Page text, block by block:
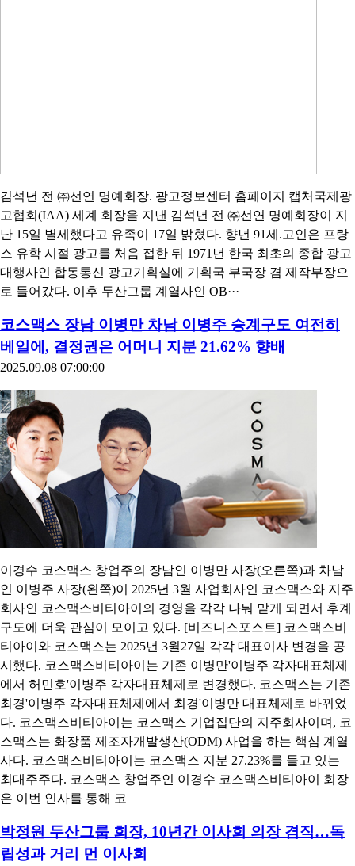
김석년 전 ㈜선연 명예회장. 광고정보센터 홈페이지 캡처국제광
고협회(IAA) 세계 회장을 지낸 김석년 전 ㈜선연 명예회장이 지
난 15일 별세했다고 유족이 17일 밝혔다. 향년 91세.고인은 프랑
스 유학 시절 광고를 처음 접한 뒤 1971년 한국 최초의 종합 광고
대행사인 합동통신 광고기획실에 기획국 부국장 겸 제작부장으
로 들어갔다. 이후 두산그룹 계열사인 OB···
코스맥스 장남 이병만 차남 이병주 승계구도 여전히
베일에, 결정권은 어머니 지분 21.62% 향배
2025.09.08 07:00:00
이경수 코스맥스 창업주의 장남인 이병만 사장(오른쪽)과 차남
인 이병주 사장(왼쪽)이 2025년 3월 사업회사인 코스맥스와 지주
회사인 코스맥스비티아이의 경영을 각각 나눠 맡게 되면서 후계
구도에 더욱 관심이 모이고 있다. [비즈니스포스트] 코스맥스비
티아이와 코스맥스는 2025년 3월27일 각각 대표이사 변경을 공
시했다. 코스맥스비티아이는 기존 이병만'이병주 각자대표체제
에서 허민호'이병주 각자대표체제로 변경했다. 코스맥스는 기존
최경'이병주 각자대표체제에서 최경'이병만 대표체제로 바뀌었
다. 코스맥스비티아이는 코스맥스 기업집단의 지주회사이며, 코
스맥스는 화장품 제조자개발생산(ODM) 사업을 하는 핵심 계열
사다. 코스맥스비티아이는 코스맥스 지분 27.23%를 들고 있는
최대주주다. 코스맥스 창업주인 이경수 코스맥스비티아이 회장
은 이번 인사를 통해 코
박정원 두산그룹 회장, 10년간 이사회 의장 겸직…독
립성과 거리 먼 이사회